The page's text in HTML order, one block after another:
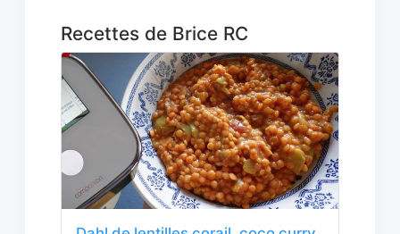
Recettes de Brice RC